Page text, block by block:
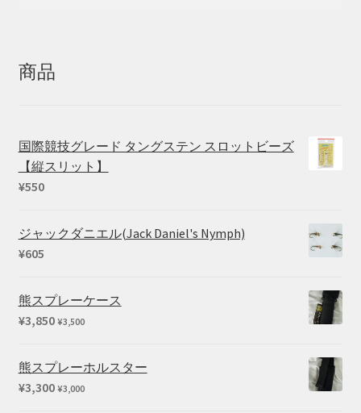
商品
国際競技グレード タングステン スロットビーズ
【縦スリット】
¥550
ジャックダニエル(Jack Daniel's Nymph)
¥605
熊スプレーケース
¥3,850 ¥3,500
熊スプレーホルスター
¥3,300 ¥3,000